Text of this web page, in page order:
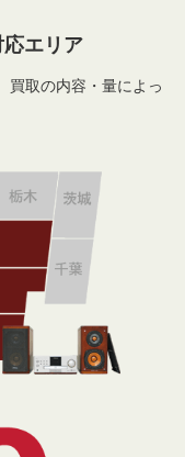
エリア
買取の内容・量によっ